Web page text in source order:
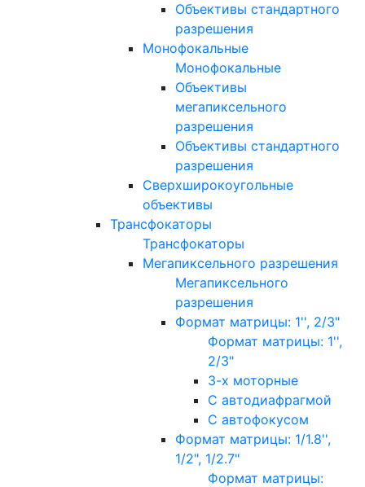
Объективы стандартного
разрешения
Монофокальные
Монофокальные
Объективы
мегапиксельного
разрешения
Объективы стандартного
разрешения
Сверхширокоугольные
объективы
Трансфокаторы
Трансфокаторы
Мегапиксельного разрешения
Мегапиксельного
разрешения
Формат матрицы: 1'', 2/3"
Формат матрицы: 1'',
2/3"
3-х моторные
С автодиафрагмой
С автофокусом
Формат матрицы: 1/1.8'',
1/2", 1/2.7"
Формат матрицы: